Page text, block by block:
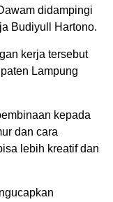
didampingi
Budiyull Hartono.
kerja tersebut
Lampung
kepada
dan cara
lebih kreatif dan